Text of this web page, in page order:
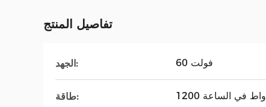
تفاصيل المنتج
الجهد: 60 فولت
طاقة: 1200 واط في الساعة